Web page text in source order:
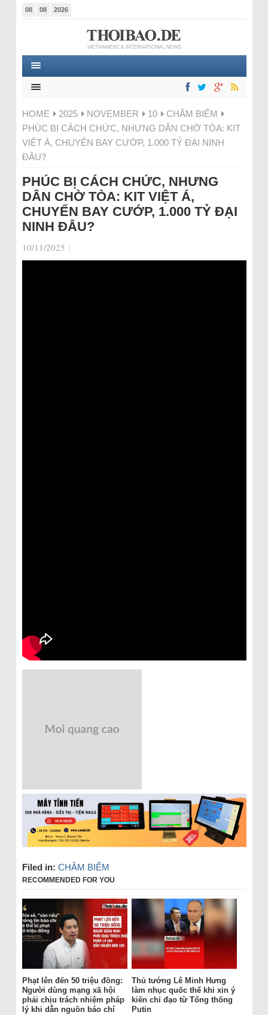
08 08 2026
HOME 2025 NOVEMBER 10
CHÂM BIẾM
PHÚC BỊ CÁCH CHỨC, NHƯNG DÂN CHỜ TÒA: KIT
VIỆT Á, CHUYẾN BAY CƯỚP, 1.000 TỶ ĐẠI NINH
ĐÂU?
PHÚC BỊ CÁCH CHỨC, NHƯNG
DÂN CHỜ TÒA: KIT VIỆT Á,
CHUYẾN BAY CƯỚP, 1.000 TỶ ĐẠI
NINH ĐÂU?
10/11/2025 |
Filed in: CHÂM BIẾM
RECOMMENDED FOR YOU
Phạt lên đến 50 triệu đồng:
Người dùng mạng xã hội
phải chịu trách nhiệm pháp
lý khi dẫn nguồn báo chí
Thủ tướng Lê Minh Hưng
làm nhục quốc thể khi xin ý
kiến chỉ đạo từ Tổng thống
Putin